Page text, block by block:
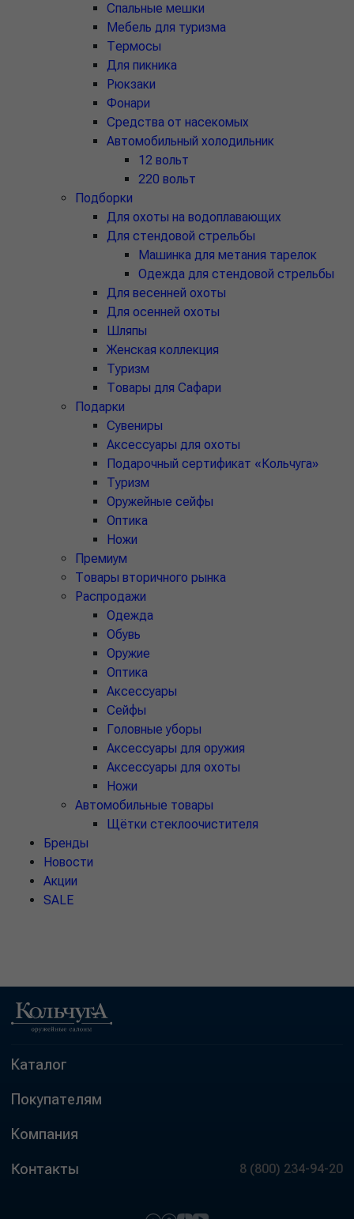
Спальные мешки
Мебель для туризма
Термосы
Для пикника
Рюкзаки
Фонари
Средства от насекомых
Автомобильный холодильник
12 вольт
220 вольт
Подборки
Для охоты на водоплавающих
Для стендовой стрельбы
Машинка для метания тарелок
Одежда для стендовой стрельбы
Для весенней охоты
Для осенней охоты
Шляпы
Женская коллекция
Туризм
Товары для Сафари
Подарки
Сувениры
Аксессуары для охоты
Подарочный сертификат «Кольчуга»
Туризм
Оружейные сейфы
Оптика
Ножи
Премиум
Товары вторичного рынка
Распродажи
Одежда
Обувь
Оружие
Оптика
Аксессуары
Сейфы
Головные уборы
Аксессуары для оружия
Аксессуары для охоты
Ножи
Автомобильные товары
Щётки стеклоочистителя
Бренды
Новости
Акции
SALE
Каталог
Покупателям
Компания
Контакты 8 (800) 234-94-20